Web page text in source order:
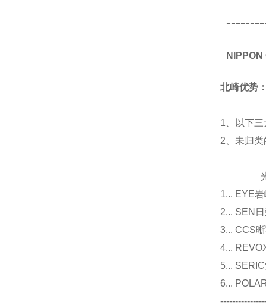
北崎优势
1、以下
2、未归
光源
1... EYE
2... SEN
3... CCS
4...
5...
6...